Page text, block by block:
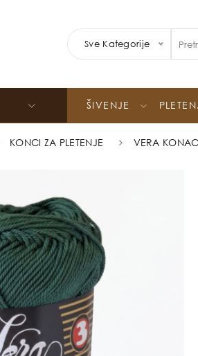
Sve Kategorije
ŠIVENJE
KONCI ZA PLETENJE VERA